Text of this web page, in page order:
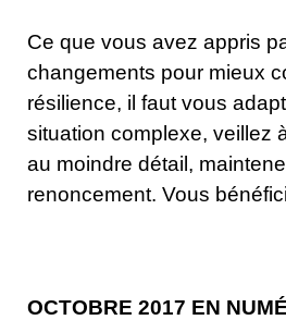
Ce que vous avez appris
changements pour mieux
résilience, il faut vous
situation complexe, veillez
au moindre détail,
renoncement. Vous
OCTOBRE 2017 EN